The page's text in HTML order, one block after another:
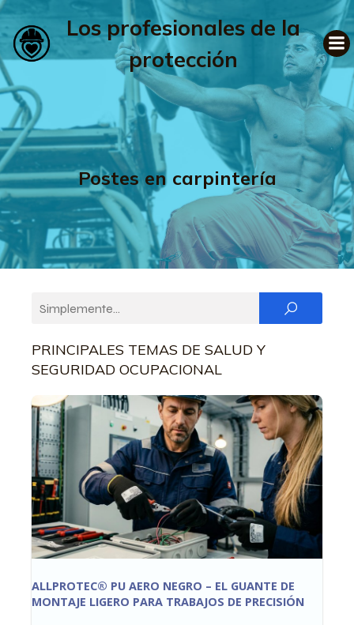
Los profesionales de la
protección
Postes en carpintería
PRINCIPALES TEMAS DE SALUD Y
SEGURIDAD OCUPACIONAL
ALLPROTEC® PU AERO NEGRO – EL GUANTE DE
MONTAJE LIGERO PARA TRABAJOS DE PRECISIÓN